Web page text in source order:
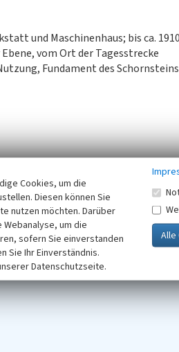
und Maschinenhaus; bis ca. 1910
vom Ort der Tagesstrecke
Fundament des Schornsteins
Grundkarte Gröbzig/Trotha
1912, 1931
Geologie, Geschichte,
Cookies, um die
Diesen können Sie
nutzen möchten. Darüber
um die
sofern Sie einverstanden
Sie Ihr Einverständnis.
Datenschutzseite.